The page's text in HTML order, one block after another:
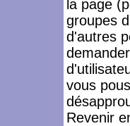
la page
groupes
d'autres
vous
Revenir